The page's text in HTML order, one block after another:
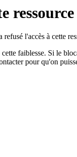
l'accès à cette
faiblesse. Si le
pour qu'on